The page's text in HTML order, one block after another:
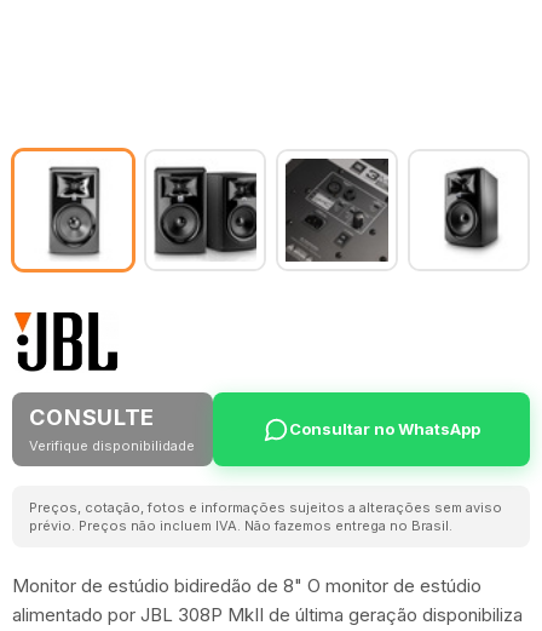
CONSULTE
Verifique disponibilidade
Consultar no WhatsApp
Preços, cotação, fotos e informações sujeitos a alterações sem aviso
prévio. Preços não incluem IVA. Não fazemos entrega no Brasil.
Monitor de estúdio bidiredão de 8" O monitor de estúdio
alimentado por JBL 308P MkII de última geração disponibiliza